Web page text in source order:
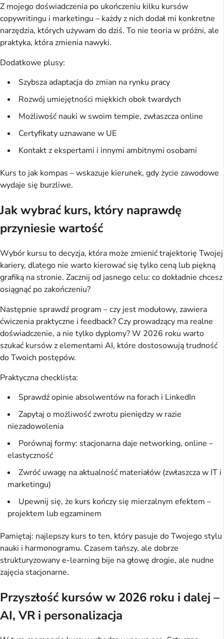
Z mojego doświadczenia po ukończeniu kilku kursów
copywritingu i marketingu – każdy z nich dodał mi konkretne
narzędzia, których używam do dziś. To nie teoria w próżni, ale
praktyka, która zmienia nawyki.
Dodatkowe plusy:
Szybsza adaptacja do zmian na rynku pracy
Rozwój umiejętności miękkich obok twardych
Możliwość nauki w swoim tempie, zwłaszcza online
Certyfikaty uznawane w UE
Kontakt z ekspertami i innymi ambitnymi osobami
Kurs to jak kompas – wskazuje kierunek, gdy życie zawodowe
wydaje się burzliwe.
Jak wybrać kurs, który naprawdę
przyniesie wartość
Wybór kursu to decyzja, która może zmienić trajektorię Twojej
kariery, dlatego nie warto kierować się tylko ceną lub piękną
grafiką na stronie. Zacznij od jasnego celu: co dokładnie chcesz
osiągnąć po zakończeniu?
Następnie sprawdź program – czy jest modułowy, zawiera
ćwiczenia praktyczne i feedback? Czy prowadzący ma realne
doświadczenie, a nie tylko dyplomy? W 2026 roku warto
szukać kursów z elementami AI, które dostosowują trudność
do Twoich postępów.
Praktyczna checklista:
Sprawdź opinie absolwentów na forach i LinkedIn
Zapytaj o możliwość zwrotu pieniędzy w razie
niezadowolenia
Porównaj formy: stacjonarna daje networking, online –
elastyczność
Zwróć uwagę na aktualność materiałów (zwłaszcza w IT i
marketingu)
Upewnij się, że kurs kończy się mierzalnym efektem –
projektem lub egzaminem
Pamiętaj: najlepszy kurs to ten, który pasuje do Twojego stylu
nauki i harmonogramu. Czasem tańszy, ale dobrze
strukturyzowany e-learning bije na głowę drogie, ale nudne
zajęcia stacjonarne.
Przyszłość kursów w 2026 roku i dalej –
AI, VR i personalizacja